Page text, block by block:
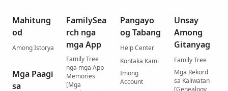
Mahitung
od
Among Istorya
Mga Paagi
sa
FamilySea
rch nga
mga App
Family Tree
nga mga App
Memories
[Mga
Pangayo
og Tabang
Help Center
Kontaka Kami
Imong
Account
Unsay
Among
Gitanyag
Family Tree
Mga Rekord
sa Kaliwatan
[Genealogy